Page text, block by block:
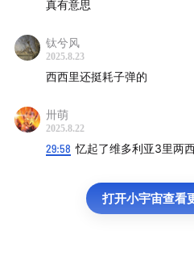
真有意思
钛兮风
2025.8.23
西西里还挺耗子弹的
卅萌
2025.8.22
29:58 忆起了维多利亚3里两
打开小宇宙查看